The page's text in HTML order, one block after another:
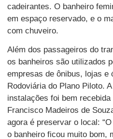
cadeirantes. O banheiro
em espaço reservado, e o
com chuveiro.
Além dos passageiros do
os banheiros são utilizados
empresas de ônibus, lojas e
Rodoviária do Plano Piloto.
instalações foi bem
Francisco Madeiros de
agora é preservar o local:
o banheiro ficou muito bom,